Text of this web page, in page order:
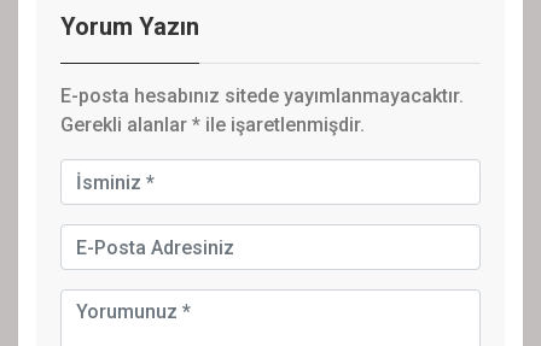
Yorum Yazın
E-posta hesabınız sitede yayımlanmayacaktır.
Gerekli alanlar * ile işaretlenmişdir.